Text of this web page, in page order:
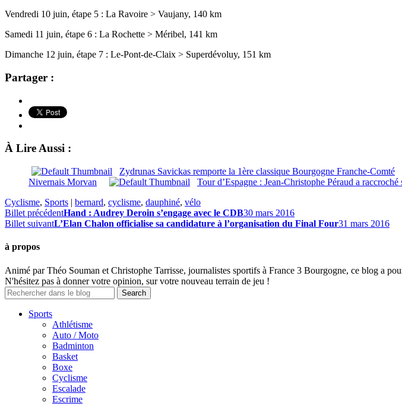
Vendredi 10 juin, étape 5 : La Ravoire > Vaujany, 140 km
Samedi 11 juin, étape 6 : La Rochette > Méribel, 141 km
Dimanche 12 juin, étape 7 : Le-Pont-de-Claix > Superdévoluy, 151 km
Partager :
À Lire Aussi :
Zydrunas Savickas remporte la 1ère classique Bourgogne Franche-Comté
Nivernais Morvan
Tour d’Espagne : Jean-Christophe Péraud a raccroché
Cyclisme, Sports | bernard, cyclisme, dauphiné, vélo
Billet précédentHand : Audrey Deroin s’engage avec le CDB30 mars 2016
Billet suivantL’Elan Chalon officialise sa candidature à l’organisation du Final Four31 mars 2016
à propos
Animé par Théo Souman et Christophe Tarrisse, journalistes sportifs à France 3 Bourgogne, ce blog a
N'hésitez pas à donner votre opinion, sur votre nouveau terrain de jeu !
Sports
Athlétisme
Auto / Moto
Badminton
Basket
Boxe
Cyclisme
Escalade
Escrime